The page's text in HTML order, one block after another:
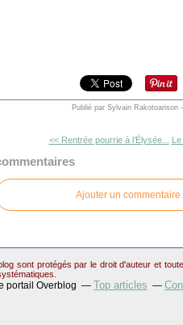
Publié par Sylvain Rakotoarison -
<< Rentrée pourrie à l’Élysée...
Ajouter un commentaire
sont protégés par le droit d'auteur et
portail Overblog Top articles